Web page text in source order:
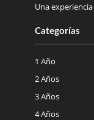
Una
Categorías
1 Año
2 Años
3 Años
4 Años